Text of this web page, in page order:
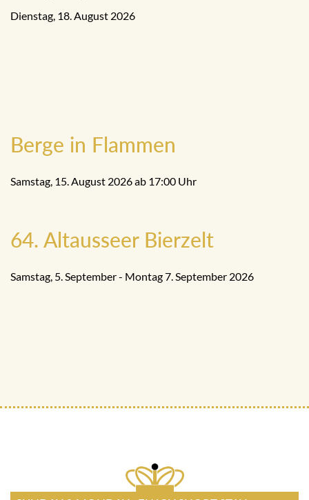
Dienstag, 18. August 2026
Berge in Flammen
Samstag, 15. August 2026 ab 17:00 Uhr
64. Altausseer Bierzelt
Samstag, 5. September - Montag 7. September 2026